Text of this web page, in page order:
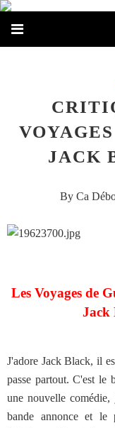
JACK
By Ca
Les Voyages de
Jack
J'adore Jack Black, il
passe partout. C'est le
une nouvelle
bande annonce et